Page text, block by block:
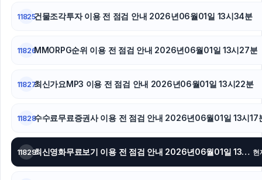
11825건물조각투자 이용 전 점검 안내 2026년06월01일 13시34분
11826MMORPG순위 이용 전 점검 안내 2026년06월01일 13시27분
11827최신가요MP3 이용 전 점검 안내 2026년06월01일 13시22분
11828수수료무료증권사 이용 전 점검 안내 2026년06월01일 13시17
11829 최신영화무료보기 이용 전 점검 안내 2026년06월01일 13시12분 현